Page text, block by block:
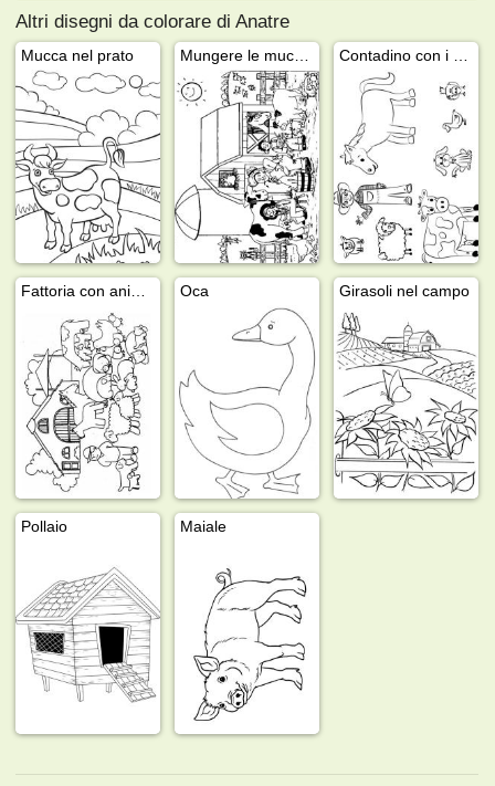
Altri disegni da colorare di Anatre
Mucca nel prato
Oca Girasoli nel campo
Pollaio Maiale